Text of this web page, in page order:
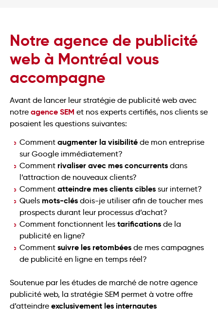
Notre agence de publicité
web à Montréal vous
accompagne
Avant de lancer leur stratégie de publicité web avec
notre agence SEM et nos experts certifiés, nos clients se
posaient les questions suivantes:
Comment augmenter la visibilité de mon entreprise
sur Google immédiatement?
Comment rivaliser avec mes concurrents dans
l’attraction de nouveaux clients?
Comment atteindre mes clients cibles sur internet?
Quels mots-clés dois-je utiliser afin de toucher mes
prospects durant leur processus d’achat?
Comment fonctionnent les tarifications de la
publicité en ligne?
Comment suivre les retombées de mes campagnes
de publicité en ligne en temps réel?
Soutenue par les études de marché de notre agence
publicité web, la stratégie SEM permet à votre offre
d’atteindre exclusivement les internautes